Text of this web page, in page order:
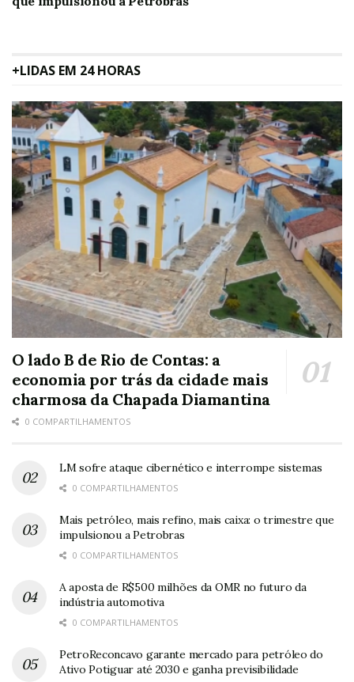
+LIDAS EM 24 HORAS
O lado B de Rio de Contas: a
economia por trás da cidade mais
charmosa da Chapada Diamantina
0 COMPARTILHAMENTOS
LM sofre ataque cibernético e interrompe sistemas
0 COMPARTILHAMENTOS
Mais petróleo, mais refino, mais caixa: o trimestre que
impulsionou a Petrobras
0 COMPARTILHAMENTOS
A aposta de R$500 milhões da OMR no futuro da
indústria automotiva
0 COMPARTILHAMENTOS
PetroReconcavo garante mercado para petróleo do
Ativo Potiguar até 2030 e ganha previsibilidade